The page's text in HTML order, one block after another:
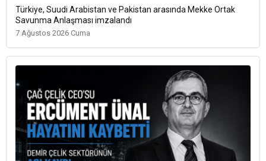
Türkiye, Suudi Arabistan ve Pakistan arasında Mekke Ortak
Savunma Anlaşması imzalandı
7 Ağustos 2026 Cuma